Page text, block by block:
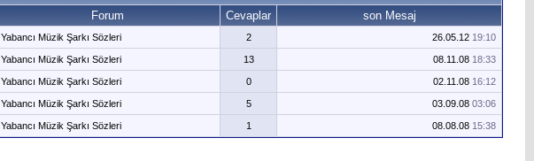
Forum Cevaplar son Mesaj
Yabancı Müzik Şarkı Sözleri 2 26.05.12 19:10
Yabancı Müzik Şarkı Sözleri 13 08.11.08 18:33
Yabancı Müzik Şarkı Sözleri 0 02.11.08 16:12
Yabancı Müzik Şarkı Sözleri 5 03.09.08 03:06
Yabancı Müzik Şarkı Sözleri 1 08.08.08 15:38